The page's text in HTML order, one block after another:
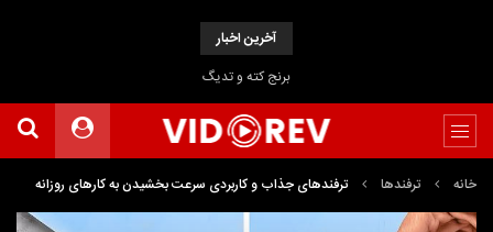
آخرین اخبار
برنج کته و تدیگ
خانه ترفندها ترفندهای جذاب و کاربردی سرعت بخشیدن به کارهای روزانه
نمایشگر